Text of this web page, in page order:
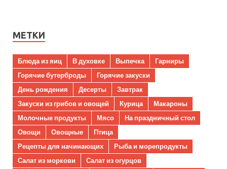
МЕТКИ
Блюда из яиц В духовке Выпечка
Гарниры
Горячие бутерброды
Горячие закуски
День рождения
Десерты
Завтрак
Закуски из грибов и овощей
Курица
Макароны
Молочные продукты
Мясо
На праздничный стол
Овощи
Овощные
Птица
Рецепты для начинающих
Рыба и морепродукты
Салат из моркови
Салат из огурцов